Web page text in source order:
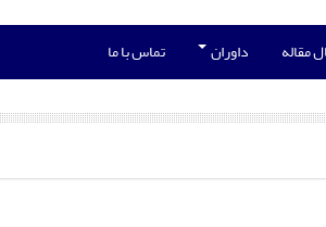
مقاله داوران تماس با ما